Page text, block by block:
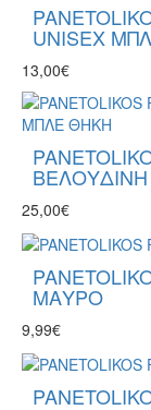
UNISEX
13,00€
25,00€
ΜΑΥΡΟ
9,99€